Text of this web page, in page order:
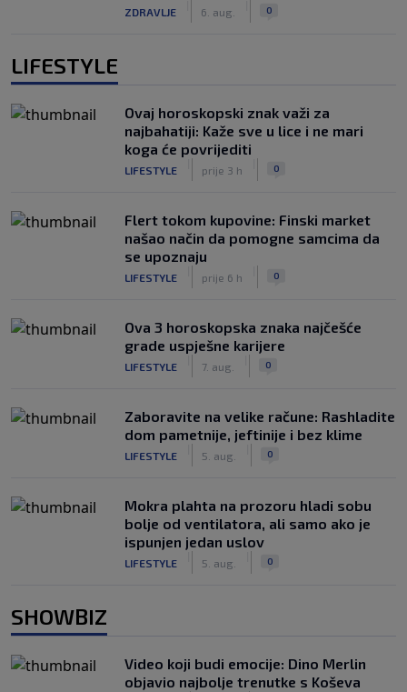
ZDRAVLJE 6. aug. 0
LIFESTYLE
Ovaj horoskopski znak važi za
najbahatiji: Kaže sve u lice i ne mari
koga će povrijediti
LIFESTYLE prije 3 h 0
Flert tokom kupovine: Finski market
našao način da pomogne samcima da
se upoznaju
LIFESTYLE prije 6 h 0
Ova 3 horoskopska znaka najčešće
grade uspješne karijere
LIFESTYLE 7. aug. 0
Zaboravite na velike račune: Rashladite
dom pametnije, jeftinije i bez klime
LIFESTYLE 5. aug. 0
Mokra plahta na prozoru hladi sobu
bolje od ventilatora, ali samo ako je
ispunjen jedan uslov
LIFESTYLE 5. aug. 0
SHOWBIZ
Video koji budi emocije: Dino Merlin
objavio najbolje trenutke s Koševa